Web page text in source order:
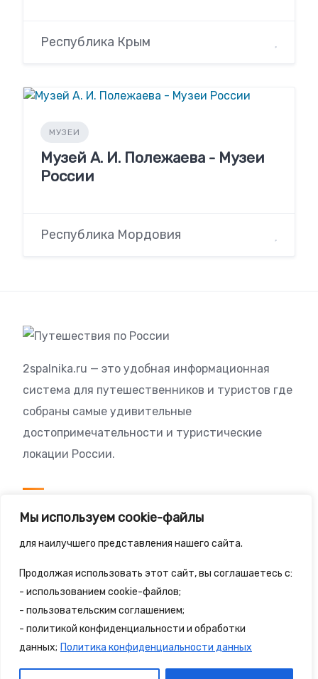
Мы используем cookie-файлы
для наилучшего представления нашего сайта.
Продолжая использовать этот сайт, вы соглашаетесь с:
- использованием cookie-файлов;
- пользовательским соглашением;
- политикой конфиденциальности и обработки
данных; Политика конфиденциальности данных
Республика Крым
МУЗЕИ
Музей А. И. Полежаева - Музеи
России
Республика Мордовия
2spalnika.ru — это удобная информационная
система для путешественников и туристов где
собраны самые удивительные
достопримечательности и туристические
локации России.
© 2025 - 2spalnika.ru Все права защищены.